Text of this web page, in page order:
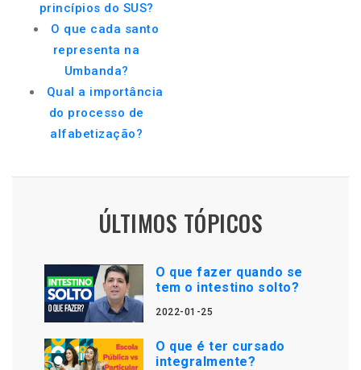
princípios do SUS?
O que cada santo
representa na
Umbanda?
Qual a importância
do processo de
alfabetização?
ÚLTIMOS TÓPICOS
O que fazer quando se
tem o intestino solto?
2022-01-25
O que é ter cursado
integralmente?